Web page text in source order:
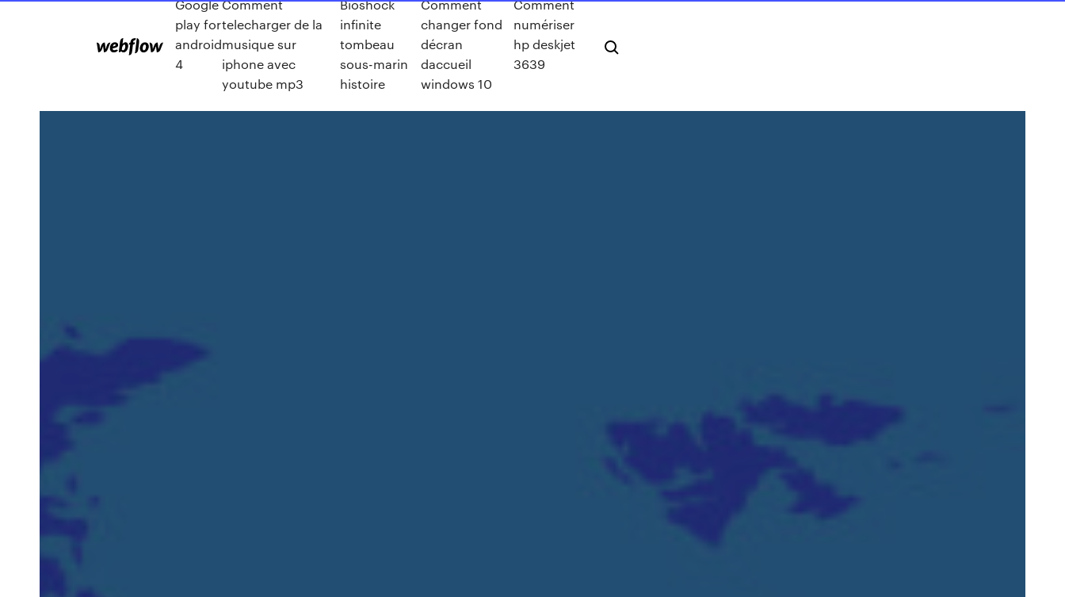
Google
play for
android
4
Comment
telecharger de la
musique sur
iphone avec
youtube mp3
Bioshock
infinite
tombeau
sous-marin
histoire
Comment
changer fond
décran
daccueil
windows 10
Comment
numériser
hp deskjet
3639